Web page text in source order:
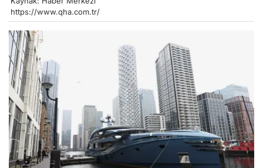
https://www.qha.com.tr/